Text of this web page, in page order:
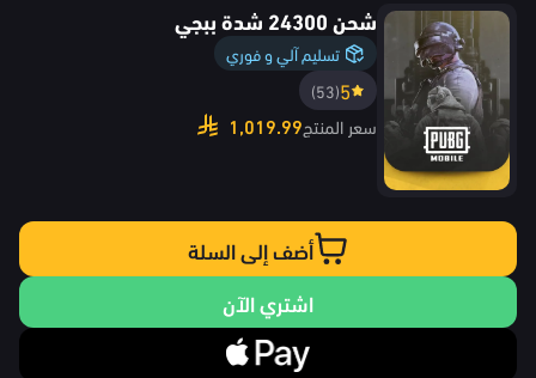
شحن 24300 شدة ببجي
تسليم آلي و فوري
5
(53)
سعر المنتج1,019.99
أضف إلى السلة
اشتري الآن